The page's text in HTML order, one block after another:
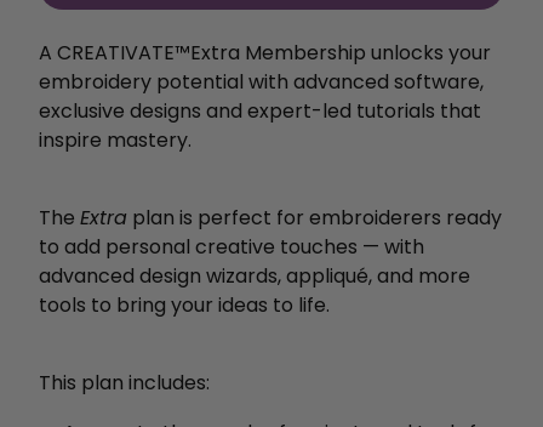
A CREATIVATE™️Extra Membership unlocks your
embroidery potential with advanced software,
exclusive designs and expert-led tutorials that
inspire mastery.
The Extra plan is perfect for embroiderers ready
to add personal creative touches — with
advanced design wizards, appliqué, and more
tools to bring your ideas to life.
This plan includes: